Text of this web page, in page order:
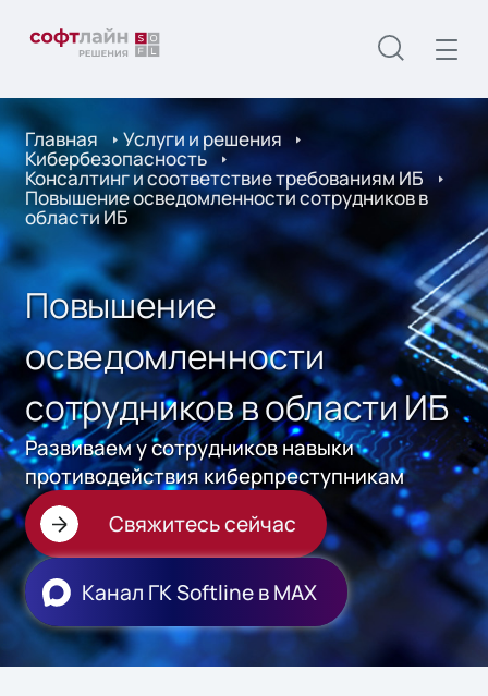
Главная Услуги и решения
Кибербезопасность
Консалтинг и соответствие требованиям ИБ
Повышение осведомленности сотрудников в
области ИБ
Повышение
осведомленности
сотрудников в области ИБ
Развиваем у сотрудников навыки
противодействия киберпреступникам
Свяжитесь сейчас
Канал ГК Softline в МАХ